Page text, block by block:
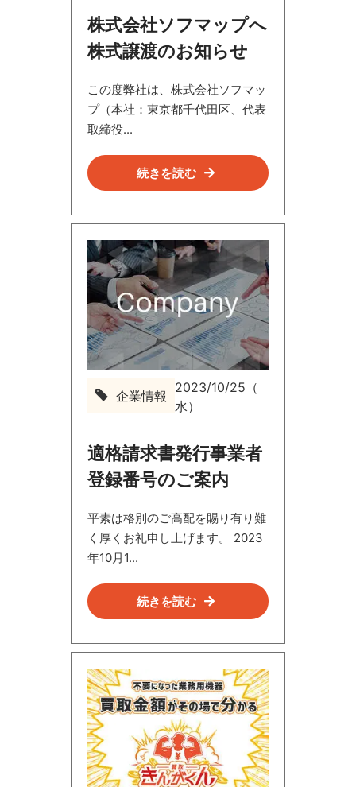
報
株式会社ソフマップへ
株式譲渡のお知らせ
この度弊社は、株式会社ソフマッ
プ（本社：東京都千代田区、代表
取締役...
続きを読む
企
報
企業情報
2023/10/25（
水）
適格請求書発行事業者
登録番号のご案内
平素は格別のご高配を賜り有り難
く厚くお礼申し上げます。 2023
年10月1...
続きを読む